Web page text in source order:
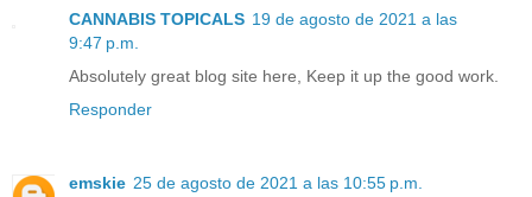
CANNABIS TOPICALS 19 de agosto de 2021 a las
9:47 p.m.
Absolutely great blog site here, Keep it up the good work.
Responder
emskie 25 de agosto de 2021 a las 10:55 p.m.